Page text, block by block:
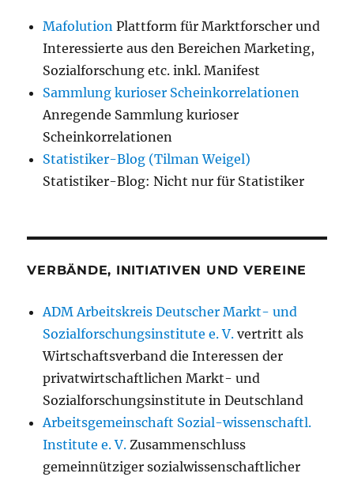
Mafolution Plattform für Marktforscher und
Interessierte aus den Bereichen Marketing,
Sozialforschung etc. inkl. Manifest
Sammlung kurioser Scheinkorrelationen
Anregende Sammlung kurioser
Scheinkorrelationen
Statistiker-Blog (Tilman Weigel)
Statistiker-Blog: Nicht nur für Statistiker
VERBÄNDE, INITIATIVEN UND VEREINE
ADM Arbeitskreis Deutscher Markt- und
Sozialforschungsinstitute e. V. vertritt als
Wirtschaftsverband die Interessen der
privatwirtschaftlichen Markt- und
Sozialforschungsinstitute in Deutschland
Arbeitsgemeinschaft Sozial-wissenschaftl.
Institute e. V. Zusammenschluss
gemeinnütziger sozialwissenschaftlicher